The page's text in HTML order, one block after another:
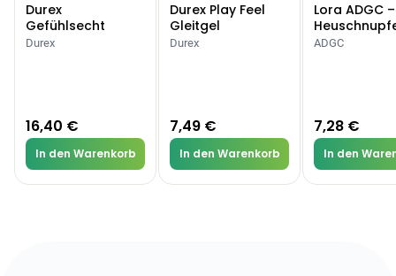
& Juckreiz
Durex
Gefühlsecht
Classic Kondome
Durex
16,40 €
In den Warenkorb
Durex Play Feel
Gleitgel
Durex
7,49 €
In den Warenkorb
Lora ADGC
Allergien
ADGC
7,28 €
In den